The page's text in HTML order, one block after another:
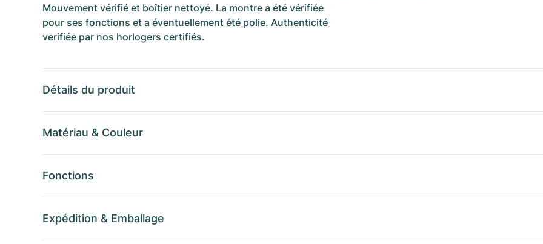
Mouvement vérifié et boîtier nettoyé. La montre a été vérifiée
pour ses fonctions et a éventuellement été polie. Authenticité
verifiée par nos horlogers certifiés.
Détails du produit
Matériau & Couleur
Fonctions
Expédition & Emballage